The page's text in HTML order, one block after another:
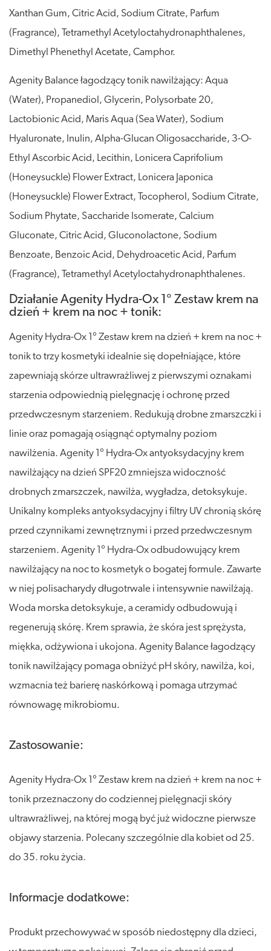
Xanthan Gum, Citric Acid, Sodium Citrate, Parfum
(Fragrance), Tetramethyl Acetyloctahydronaphthalenes,
Dimethyl Phenethyl Acetate, Camphor.
Agenity Balance łagodzący tonik nawilżający: Aqua
(Water), Propanediol, Glycerin, Polysorbate 20,
Lactobionic Acid, Maris Aqua (Sea Water), Sodium
Hyaluronate, Inulin, Alpha-Glucan Oligosaccharide, 3-O-
Ethyl Ascorbic Acid, Lecithin, Lonicera Caprifolium
(Honeysuckle) Flower Extract, Lonicera Japonica
(Honeysuckle) Flower Extract, Tocopherol, Sodium Citrate,
Sodium Phytate, Saccharide Isomerate, Calcium
Gluconate, Citric Acid, Gluconolactone, Sodium
Benzoate, Benzoic Acid, Dehydroacetic Acid, Parfum
(Fragrance), Tetramethyl Acetyloctahydronaphthalenes.
Działanie Agenity Hydra-Ox 1° Zestaw krem na
dzień + krem na noc + tonik:
Agenity Hydra-Ox 1° Zestaw krem na dzień + krem na noc +
tonik to trzy kosmetyki idealnie się dopełniające, które
zapewniają skórze ultrawrażliwej z pierwszymi oznakami
starzenia odpowiednią pielęgnację i ochronę przed
przedwczesnym starzeniem. Redukują drobne zmarszczki i
linie oraz pomagają osiągnąć optymalny poziom
nawilżenia. Agenity 1° Hydra-Ox antyoksydacyjny krem
nawilżający na dzień SPF20 zmniejsza widoczność
drobnych zmarszczek, nawilża, wygładza, detoksykuje.
Unikalny kompleks antyoksydacyjny i filtry UV chronią skórę
przed czynnikami zewnętrznymi i przed przedwczesnym
starzeniem. Agenity 1° Hydra-Ox odbudowujący krem
nawilżający na noc to kosmetyk o bogatej formule. Zawarte
w niej polisacharydy długotrwale i intensywnie nawilżają.
Woda morska detoksykuje, a ceramidy odbudowują i
regenerują skórę. Krem sprawia, że skóra jest sprężysta,
miękka, odżywiona i ukojona. Agenity Balance łagodzący
tonik nawilżający pomaga obniżyć pH skóry, nawilża, koi,
wzmacnia też barierę naskórkową i pomaga utrzymać
równowagę mikrobiomu.
Zastosowanie:
Agenity Hydra-Ox 1° Zestaw krem na dzień + krem na noc +
tonik przeznaczony do codziennej pielęgnacji skóry
ultrawrażliwej, na której mogą być już widoczne pierwsze
objawy starzenia. Polecany szczególnie dla kobiet od 25.
do 35. roku życia.
Informacje dodatkowe:
Produkt przechowywać w sposób niedostępny dla dzieci,